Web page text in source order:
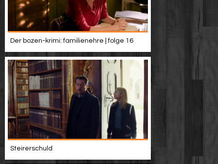
Der bozen-krimi: familienehre | folge 16
Steirerschuld